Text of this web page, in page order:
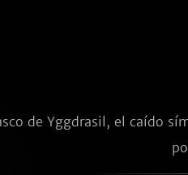
de Yggdrasil, el caído